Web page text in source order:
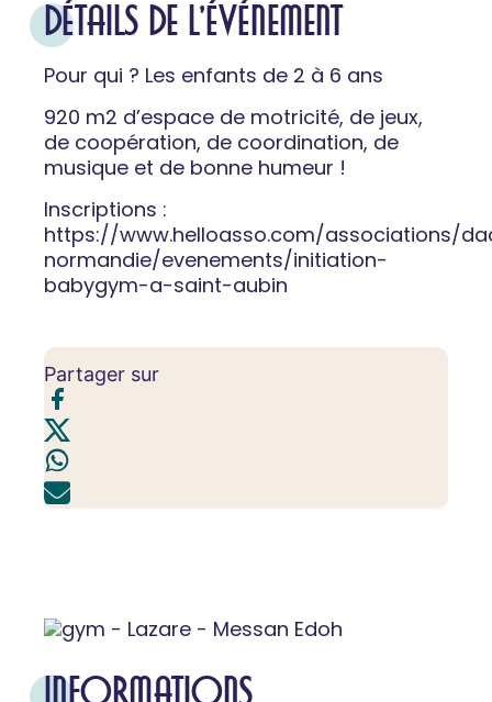
DÉTAILS DE L'ÉVÉNEMENT
Pour qui ? Les enfants de 2 à 6 ans
920 m2 d’espace de motricité, de jeux,
de coopération, de coordination, de
musique et de bonne humeur !
Inscriptions :
https://www.helloasso.com/associations/
normandie/evenements/initiation-
babygym-a-saint-aubin
Partager sur